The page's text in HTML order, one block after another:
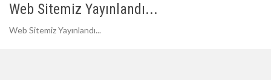
Web Sitemiz Yayınlandı...
Web Sitemiz Yayınlandı...